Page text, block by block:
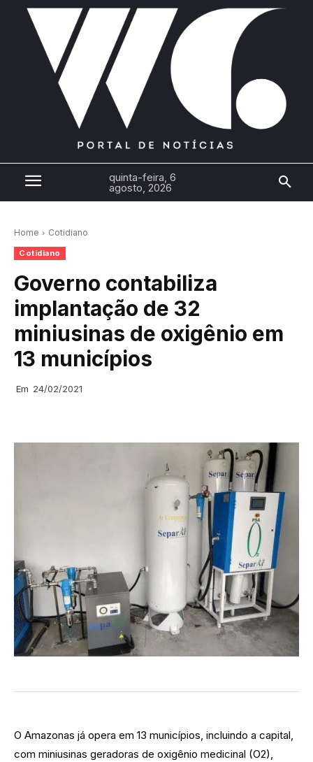
quinta-feira, 6
agosto, 2026
Home Cotidiano
Cotidiano
Governo contabiliza
implantação de 32
miniusinas de oxigênio em
13 municípios
Em 24/02/2021
O Amazonas já opera em 13 municípios, incluindo a capital,
com miniusinas geradoras de oxigênio medicinal (O2),